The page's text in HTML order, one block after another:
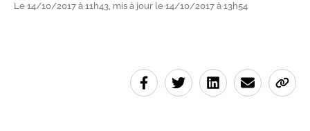
Le 14/10/2017 à 11h43, mis à jour le 14/10/2017 à 13h54